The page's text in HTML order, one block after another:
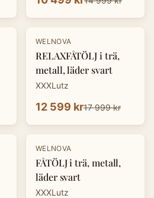
-30 %
WELNOVA
RELAXFÅTÖLJ i trä,
metall, läder svart
XXXLutz
12 599 kr17 999 kr
-30 %
WELNOVA
FÅTÖLJ i trä, metall,
läder svart
XXXLutz